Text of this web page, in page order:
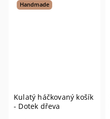
Handmade
Kulatý háčkovaný košík
- Dotek dřeva